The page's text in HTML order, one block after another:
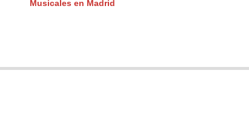
Musicales en Madrid